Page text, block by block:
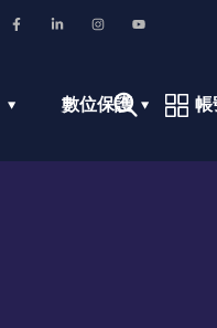
數位保護